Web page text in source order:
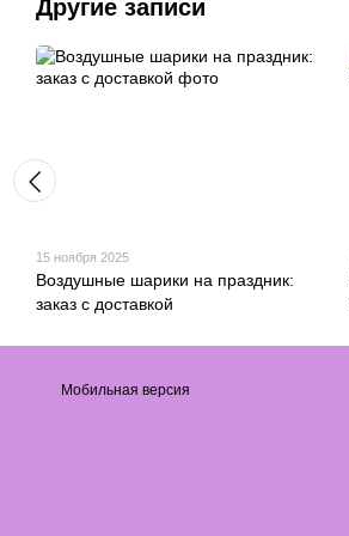
Другие записи
15 ноября 2025
Воздушные шарики на праздник:
заказ с доставкой
Мобильная версия